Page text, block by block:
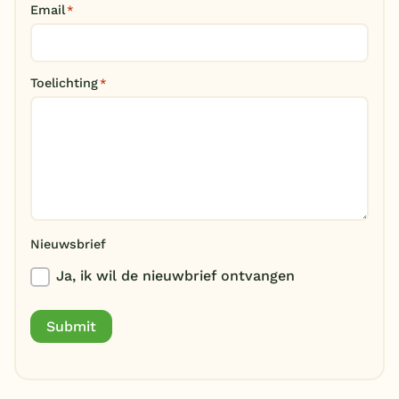
Email*
Toelichting*
Nieuwsbrief
Ja, ik wil de nieuwbrief ontvangen
Submit